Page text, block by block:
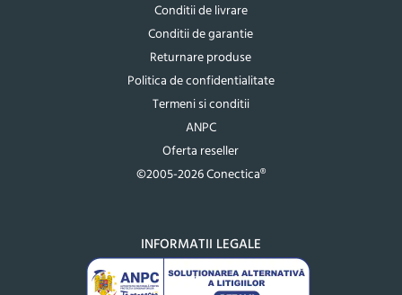
Conditii de livrare
Conditii de garantie
Returnare produse
Politica de confidentialitate
Termeni si conditii
ANPC
Oferta reseller
©2005-2026 Conectica®
INFORMATII LEGALE